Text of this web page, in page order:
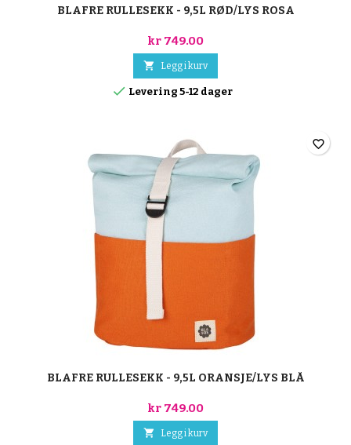
BLAFRE RULLESEKK - 9,5L RØD/LYS ROSA
kr 749.00
 Legg i kurv
 Levering 5-12 dager
BLAFRE RULLESEKK - 9,5L ORANSJE/LYS BLÅ
kr 749.00
 Legg i kurv
favorite_border